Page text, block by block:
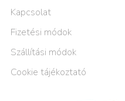
Kapcsolat
Fizetési módok
Szállítási módok
Cookie tájékoztató